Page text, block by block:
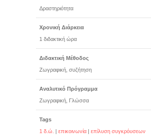
Δραστηριότητα
Χρονική Διάρκεια
1 διδακτική ώρα
Διδακτική Μέθοδος
Ζωγραφική, συζήτηση
Αναλυτικό Πρόγραμμα
Ζωγραφική, Γλώσσα
Tags
1 δ.ώ.
| επικοινωνία | επίλυση συγκρόυσεων